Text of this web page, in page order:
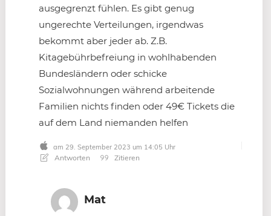
ausgegrenzt fühlen. Es gibt genug
ungerechte Verteilungen, irgendwas
bekommt aber jeder ab. Z.B.
Kitagebührbefreiung in wohlhabenden
Bundesländern oder schicke
Sozialwohnungen während arbeitende
Familien nichts finden oder 49€ Tickets die
auf dem Land niemanden helfen
am 29. September 2023 um 14:05 Uhr
Antworten Zitieren
Mat